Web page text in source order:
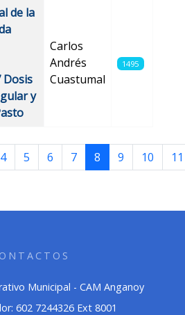
de la
Dosis
y
Carlos
Andrés
Cuastumal
1495
Página 8 de 32
4 5 6 7 8 9 10 11
Municipal - CAM Anganoy
602 7244326 Ext 8001